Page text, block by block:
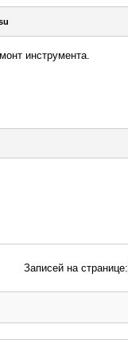
инструмента.
Записей на странице: